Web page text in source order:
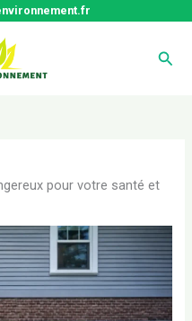
pour votre santé et